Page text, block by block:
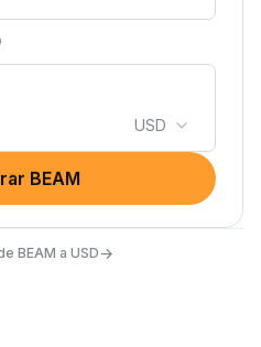
USD
BEAM
BEAM a USD→